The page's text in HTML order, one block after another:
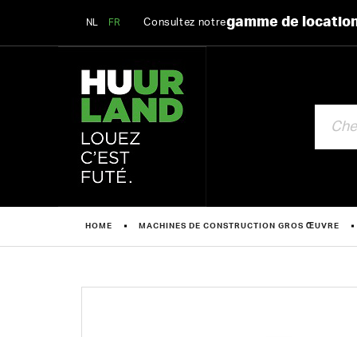
NL FR Consultez notregamme de
HOME MACHINES DE CONSTRUCTION GROS ŒUVRE